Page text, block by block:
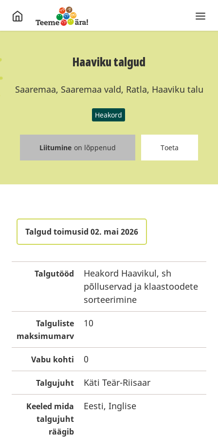
Haaviku talgud
Saaremaa, Saaremaa vald, Ratla, Haaviku talu
Heakord
Liitumine on lõppenud Toeta
Talgud toimusid 02. mai 2026
Talgutööd
Heakord Haavikul, sh
põlluservad ja klaastoodete
sorteerimine
Talguliste
maksimumarv
10
Vabu kohti 0
Talgujuht Käti Teär-Riisaar
Keeled mida
talgujuht
räägib
Eesti, Inglise